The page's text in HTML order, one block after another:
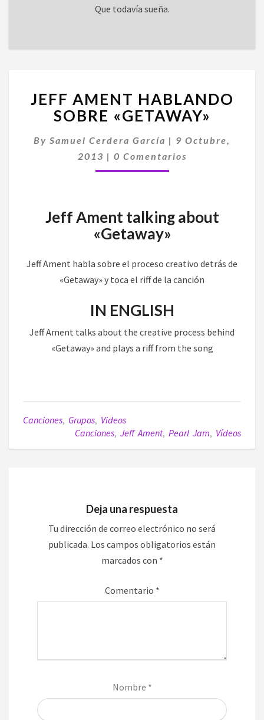
Que todavía sueña.
AMENT
HABLANDO
SOBRE
«GETAWAY»
JEFF AMENT HABLANDO
SOBRE «GETAWAY»
By Samuel Cerdera García | 9 Octubre,
2013 | Comentarios
0 Comentarios
Jeff Ament talking about
«Getaway»
Jeff Ament habla sobre el proceso creativo detrás de
«Getaway» y toca el riff de la canción
IN ENGLISH
Jeff Ament talks about the creative process behind
«Getaway» and plays a riff from the song
Canciones, Grupos, Videos
Canciones, Jeff Ament, Pearl Jam, Vídeos
Deja una respuesta
Tu dirección de correo electrónico no será
publicada. Los campos obligatorios están
marcados con *
Comentario *
Nombre *